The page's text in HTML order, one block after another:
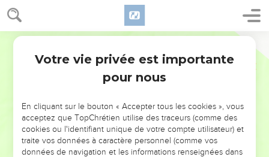
NE MANQUEZ PAS L’ÉVÉNEMENT
DE L’ANNÉE !
ET SI LEURS ERREURS POUVAIENT VOUS ÉVITER LES
VOTRES ?
Votre vie privée est importante
pour nous
En cliquant sur le bouton « Accepter tous les cookies », vous
acceptez que TopChrétien utilise des traceurs (comme des
cookies ou l'identifiant unique de votre compte utilisateur) et
traite vos données à caractère personnel (comme vos
données de navigation et les informations renseignées dans